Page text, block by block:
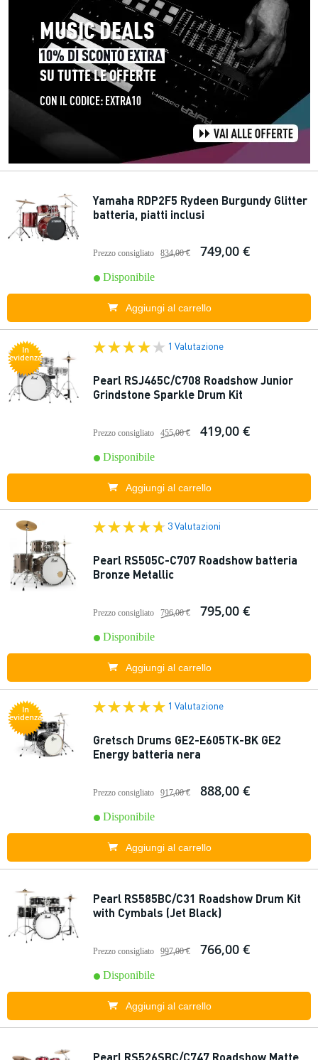
Yamaha RDP2F5 Rydeen Burgundy Glitter
batteria, piatti inclusi
Prezzo consigliato 834,00 € 749,00 €
Disponibile
Aggiungi al carrello
In
evidenza
1 Valutazione
Pearl RSJ465C/C708 Roadshow Junior
Grindstone Sparkle Drum Kit
Prezzo consigliato 455,00 € 419,00 €
Disponibile
Aggiungi al carrello
3 Valutazioni
Pearl RS505C-C707 Roadshow batteria
Bronze Metallic
Prezzo consigliato 796,00 € 795,00 €
Disponibile
Aggiungi al carrello
In
evidenza
1 Valutazione
Gretsch Drums GE2-E605TK-BK GE2
Energy batteria nera
Prezzo consigliato 917,00 € 888,00 €
Disponibile
Aggiungi al carrello
Pearl RS585BC/C31 Roadshow Drum Kit
with Cymbals (Jet Black)
Prezzo consigliato 997,00 € 766,00 €
Disponibile
Aggiungi al carrello
Pearl RS526SBC/C747 Roadshow Matte